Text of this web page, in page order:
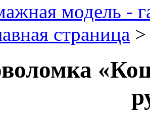
модель -
страница